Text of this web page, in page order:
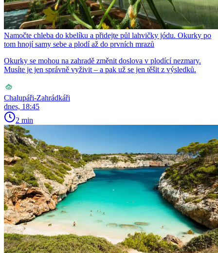
Namočte chleba do kbelíku a přidejte půl lahvičky jódu. Okurky po
tom hnojí samy sebe a plodí až do prvních mrazů
Okurky se mohou na zahradě změnit doslova v plodící nezmary.
Musíte je jen správně vyživit – a pak už se jen těšit z výsledků.
Chalupáři-Zahrádkáři
dnes, 18:45
2 min